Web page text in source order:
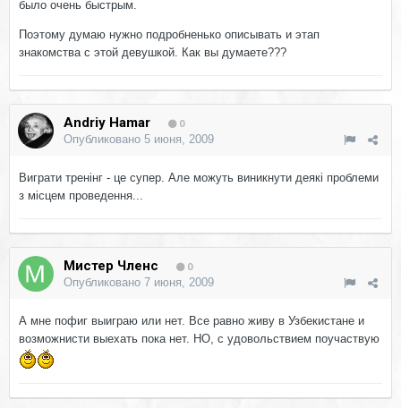
было очень быстрым.
Поэтому думаю нужно подробненько описывать и этап
знакомства с этой девушкой. Как вы думаете???
Andriy Hamar 0
Опубликовано 5 июня, 2009
Виграти тренінг - це супер. Але можуть виникнути деякі проблеми
з місцем проведення...
Мистер Членс 0
Опубликовано 7 июня, 2009
А мне пофиг выиграю или нет. Все равно живу в Узбекистане и
возможнисти выехать пока нет. НО, с удовольствием поучаствую